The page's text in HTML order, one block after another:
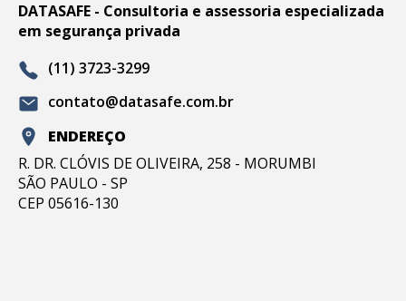
DATASAFE - Consultoria e assessoria especializada
em segurança privada
(11) 3723-3299
contato@datasafe.com.br
ENDEREÇO
R. DR. CLÓVIS DE OLIVEIRA, 258 - MORUMBI
SÃO PAULO - SP
CEP 05616-130